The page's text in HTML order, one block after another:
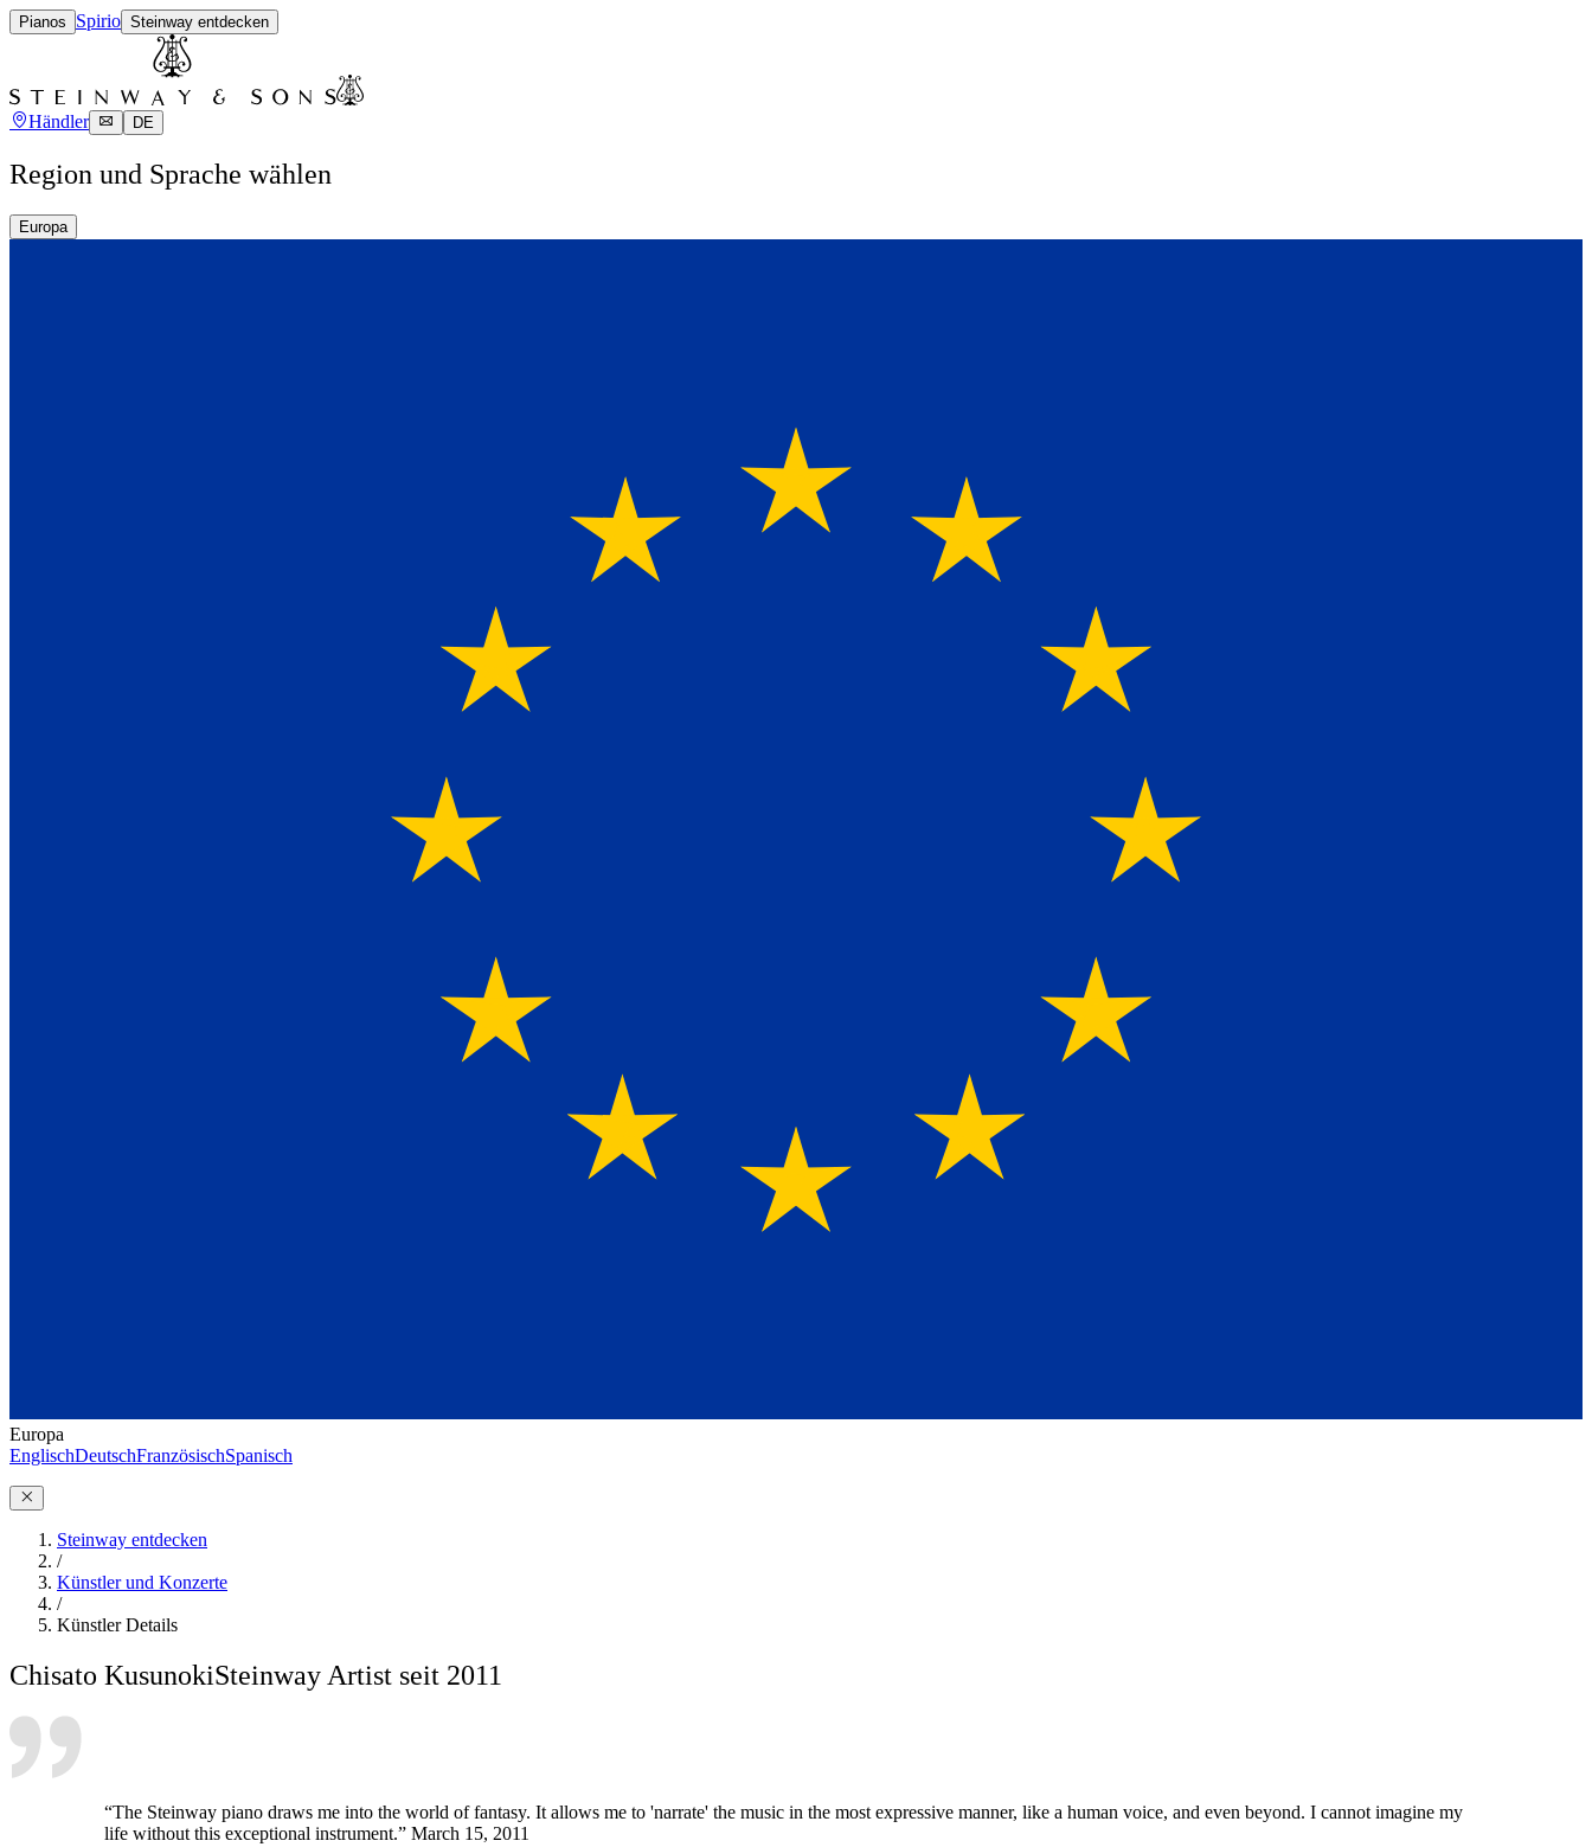
Pianos Spirio Steinway entdecken
Händler DE
Region und Sprache wählen
Europa
Europa
EnglischDeutschFranzösischSpanisch
Steinway entdecken
/
Künstler und Konzerte
/
Künstler Details
Chisato KusunokiSteinway Artist seit 2011
“The Steinway piano draws me into the world of fantasy. It allows me to 'narrate' the music in the most expressive manner, like a human voice, and even beyond. I cannot imagine my
life without this exceptional instrument.” March 15, 2011